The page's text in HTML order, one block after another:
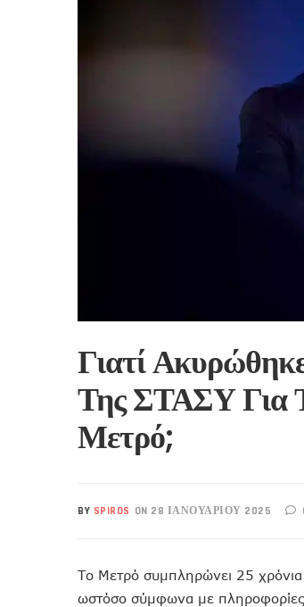
Γιατί
Της ΣΤΑΣΥ Για
Μετρό;
BY SPIROS ON 28 ΙΑΝΟΥΑΡΊΟΥ 2025
Το Μετρό συμπληρώνει 25 χρόνια
ωστόσο σύμφωνα με